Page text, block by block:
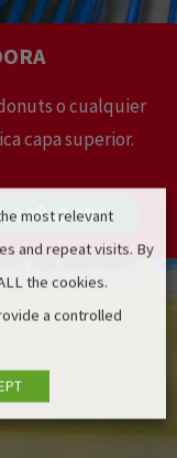
o cualquier
capa superior.
BAÑADORA
most relevant
and repeat visits. By
the cookies.
a controlled